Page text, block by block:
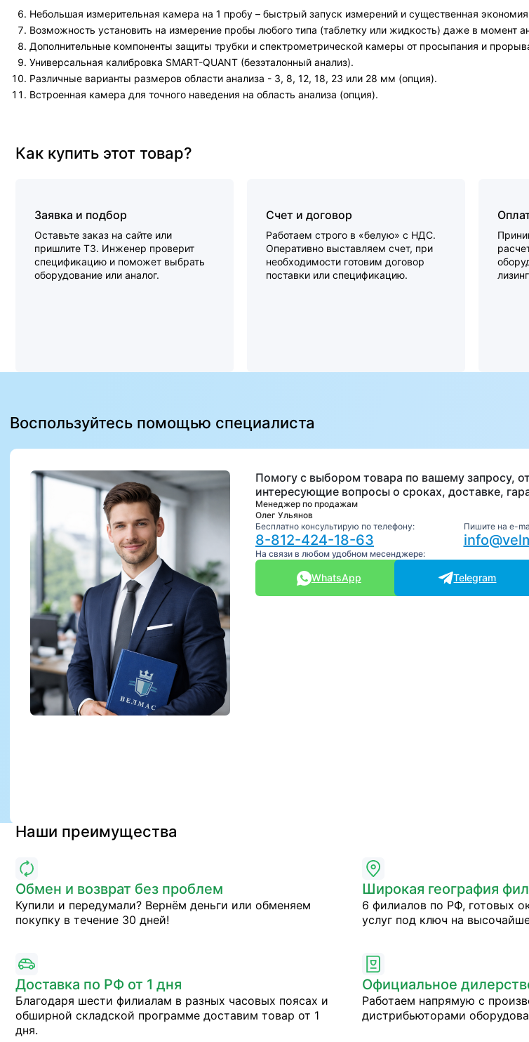
Небольшая измерительная камера на 1 пробу – быстрый запуск измерений и существенная
Возможность установить на измерение пробы любого типа (таблетку или жидкость) даже в момент
Дополнительные компоненты защиты трубки и спектрометрической камеры от просыпания и
Универсальная калибровка SMART-QUANT (безэталонный анализ).
Различные варианты размеров области анализа - 3, 8, 12, 18, 23 или 28 мм (опция).
Встроенная камера для точного наведения на область анализа (опция).
Как купить этот товар?
Заявка и подбор
Оставьте заказ на сайте или
пришлите ТЗ. Инженер проверит
спецификацию и поможет выбрать
оборудование или аналог.
Счет и договор
Работаем строго в «белую» с НДС.
Оперативно выставляем счет, при
необходимости готовим договор
поставки или спецификацию.
Воспользуйтесь помощью специалиста
Помогу с выбором товара по вашему запросу,
интересующие вопросы о сроках, доставке,
Менеджер по продажам
Олег Ульянов
Бесплатно консультирую по телефону:
8-812-424-18-63
Пишите на e-
На связи в любом удобном месенджере:
WhatsApp Telegram
Наши преимущества
Обмен и возврат без проблем
Купили и передумали? Вернём деньги или обменяем
покупку в течение 30 дней!
Широкая география
6 филиалов по РФ, готовых
услуг под ключ на
Доставка по РФ от 1 дня
Благодаря шести филиалам в разных часовых поясах и
обширной складской программе доставим товар от 1
дня.
Официальное
Работаем напрямую с
дистрибьюторами